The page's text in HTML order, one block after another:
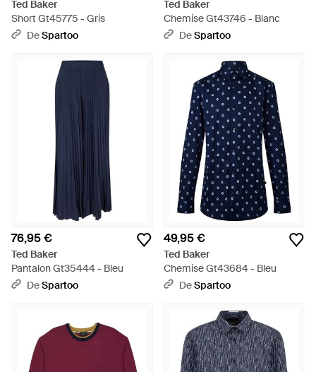
Ted Baker
Short Gt45775 - Gris
DeSpartoo
Ted Baker
Chemise Gt43746 - Blanc
DeSpartoo
76,95 €
Ted Baker
Pantalon Gt35444 - Bleu
DeSpartoo
49,95 €
Ted Baker
Chemise Gt43684 - Bleu
DeSpartoo